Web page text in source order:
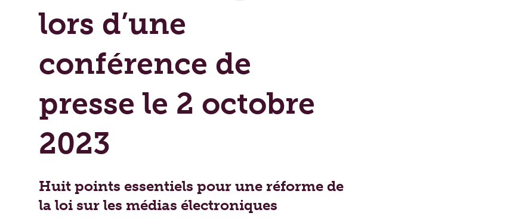
lors d’une
conférence de
presse le 2 octobre
2023
Huit points essentiels pour une réforme de
la loi sur les médias électroniques